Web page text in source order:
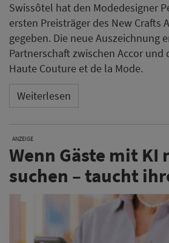
Swissôtel hat den Modedesigner
ersten Preisträger des New Crafts
gegeben. Die neue Auszeichnung
Partnerschaft zwischen Accor und
Haute Couture et de la Mode.
Weiterlesen
ANZEIGE
Wenn Gäste mit KI
suchen – taucht